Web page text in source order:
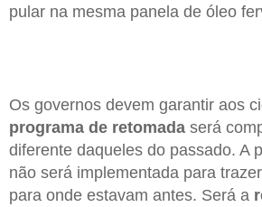
pular na mesma panela de óleo
Os governos devem garantir aos
programa de retomada será
diferente daqueles do passado. A
não será implementada para
para onde estavam antes. Será a